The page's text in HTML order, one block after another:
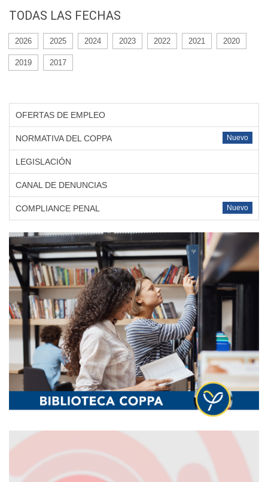
TODAS LAS FECHAS
2026 2025 2024 2023 2022 2021 2020
2019 2017
OFERTAS DE EMPLEO
Nuevo
NORMATIVA DEL COPPA
LEGISLACIÓN
CANAL DE DENUNCIAS
Nuevo
COMPLIANCE PENAL